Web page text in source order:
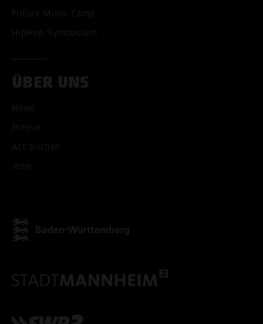
Future Music Camp
HipHop Symposium
ÜBER UNS
News
Presse
Act buchen
Jobs